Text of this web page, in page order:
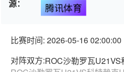
源：
腾讯体育
比赛时间: 2026-05-16 02:00:00
对阵双方:ROC沙勒罗瓦U21VS